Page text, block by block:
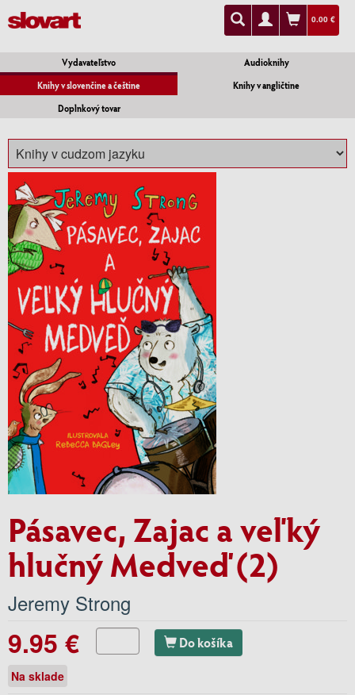
0.00 €
Vydavateľstvo
Audioknihy
Knihy v slovenčine a češtine
Knihy v angličtine
Doplnkový tovar
Pásavec, Zajac a veľký
hlučný Medveď (2)
Jeremy Strong
9.95 € Do košíka
Na sklade